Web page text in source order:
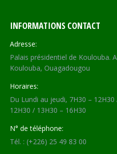
INFORMATIONS CONTACT
Adresse:
Palais présidentiel de Koulouba.
Koulouba, Ouagadougou
Horaires:
Du Lundi au jeudi, 7H30 –
12H30 / 13H30 – 16H30
N° de téléphone:
Tél. : (+226) 25 49 83 00